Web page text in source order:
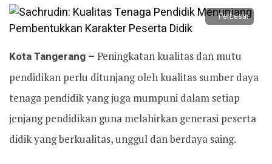
Perbesar
Kota Tangerang – Peningkatan kualitas dan mutu
pendidikan perlu ditunjang oleh kualitas sumber daya
tenaga pendidik yang juga mumpuni dalam setiap
jenjang pendidikan guna melahirkan generasi peserta
didik yang berkualitas, unggul dan berdaya saing.